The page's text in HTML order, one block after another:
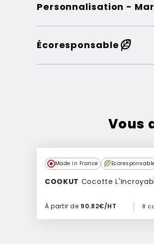
Personnalisation -
Écoresponsable
Vous
Made in France
COOKUT Cocotte
À partir de 90.82€/HT 8
Ajouter à mon devis